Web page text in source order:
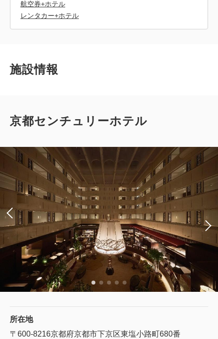
航空券+ホテル
レンタカー+ホテル
施設情報
京都センチュリーホテル
所在地
〒600-8216京都府京都市下京区東塩小路町680番